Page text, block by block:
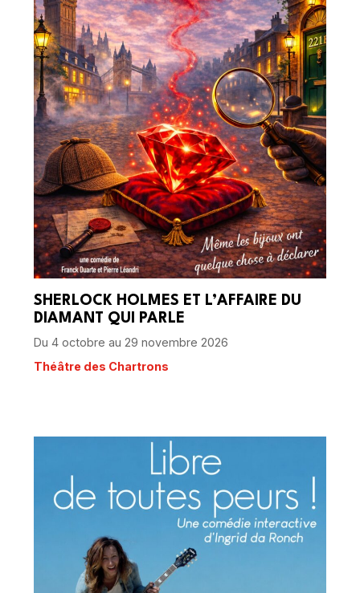
SHERLOCK HOLMES ET L’AFFAIRE DU
DIAMANT QUI PARLE
Du 4 octobre au 29 novembre 2026
Théâtre des Chartrons